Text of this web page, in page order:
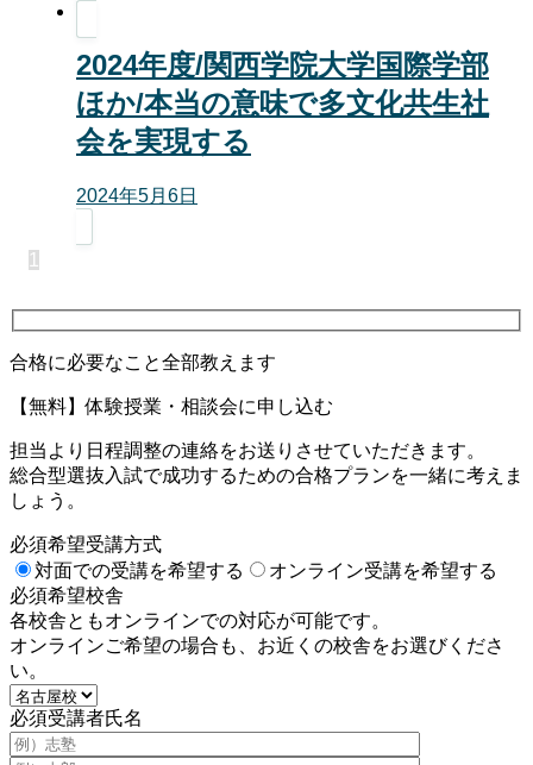
2024年度/関西学院大学国際学部
ほか/本当の意味で多文化共生社
会を実現する
2024年5月6日
1
合格に必要なこと全部教えます
【無料】体験授業・相談会に申し込む
担当より日程調整の連絡をお送りさせていただきます。
総合型選抜入試で成功するための合格プランを一緒に考えま
しょう。
必須希望受講方式
対面での受講を希望する
オンライン受講を希望する
必須希望校舎
各校舎ともオンラインでの対応が可能です。
オンラインご希望の場合も、お近くの校舎をお選びくださ
い。
必須受講者氏名